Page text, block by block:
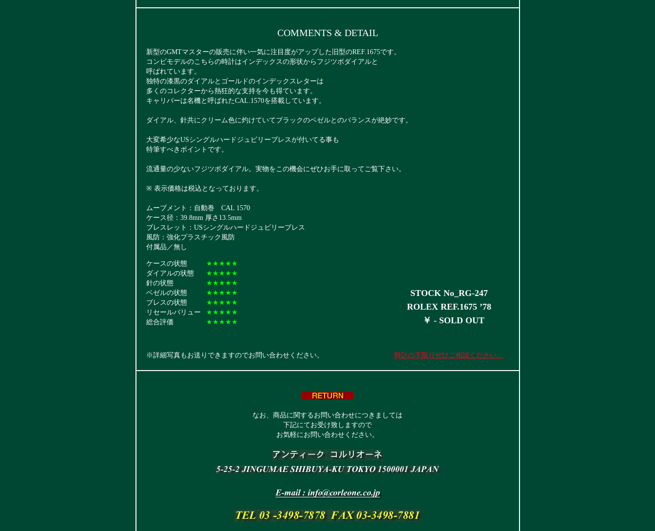
COMMENTS & DETAIL
新型のGMTマスターの販売に伴い一気に注目度がアップした旧型のREF.1675です。
コンビモデルのこちらの時計はインデックスの形状からフジツボダイアルと
呼ばれています。
独特の漆黒のダイアルとゴールドのインデックスレターは
多くのコレクターから熱狂的な支持を今も得ています。
キャリバーは名機と呼ばれたCAL.1570を搭載しています。
ダイアル、針共にクリーム色に灼けていてブラックのベゼルとのバランスが絶妙です。
大変希少なUSシングルハードジュビリーブレスが付いてる事も
特筆すべきポイントです。
流通量の少ないフジツボダイアル。実物をこの機会にぜひお手に取ってご覧下さい。
※ 表示価格は税込となっております。
ムーブメント：自動巻 CAL 1570
ケース径：39.8mm 厚さ13.5mm
ブレスレット：USシングルハードジュビリーブレス
風防：強化プラスチック風防
付属品／無し
ケースの状態 ★★★★★
STOCK No_RG-247
ROLEX REF.1675 ’78
￥ - SOLD OUT
ダイアルの状態
★★★★★
針の状態
★★★★★
ベゼルの状態
★★★★★
ブレスの状態
★★★★★
リセールバリュー
★★★★★
総合評価
★★★★★
※詳細写真もお送りできますのでお問い合わせください。 時計の下取りぜひご相談ください。
なお、商品に関するお問い合わせにつきましては
下記にてお受け致しますので
お気軽にお問い合わせください。